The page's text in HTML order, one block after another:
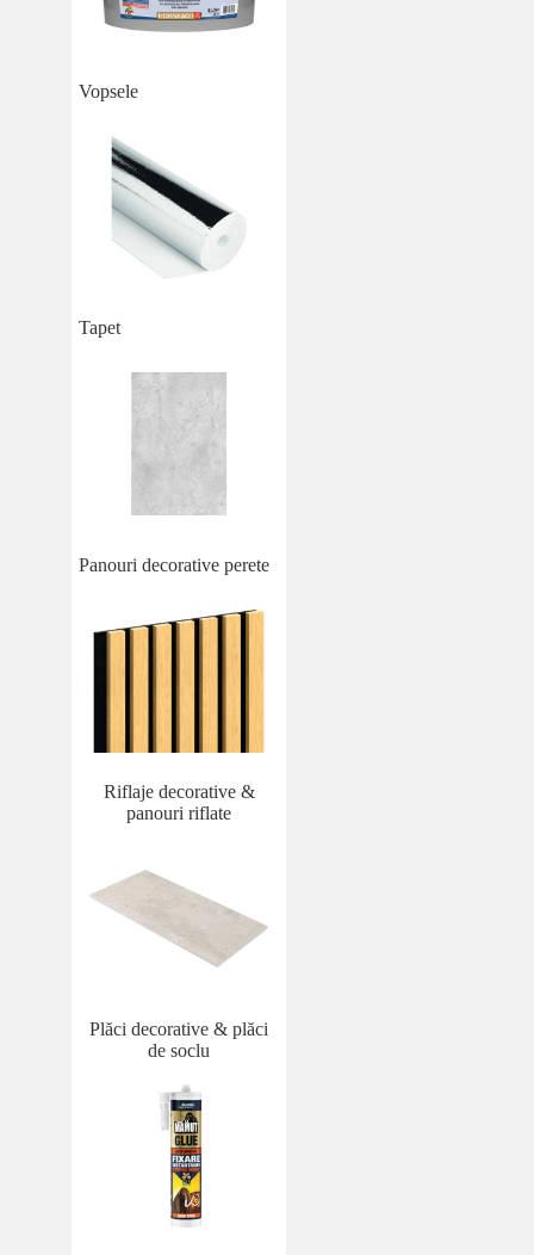
Vopsele
Tapet
Panouri decorative perete
Riflaje decorative &
panouri riflate
Plăci decorative & plăci
de soclu